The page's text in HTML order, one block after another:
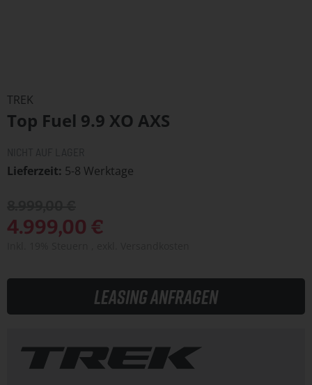
der
Bildergalerie
springen
TREK
Top Fuel 9.9 XO AXS
Lieferzeit 5-8 Werktage
4.999,00 €
Leasing anfragen